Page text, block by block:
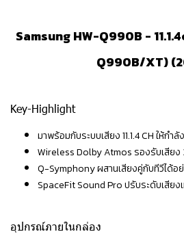
Samsung HW-Q990B -
Q990B/XT)
Key-Highlight
มาพร้อมกับระบบเสียง 11.1.4 CH ให้กำ
Wireless Dolby Atmos รองรับเสีย
Q-Symphony ผสานเสียงคู่กับทีวีได้อ
SpaceFit Sound Pro ปรับระดับเสีย
อุปกรณ์ภายในกล่อง